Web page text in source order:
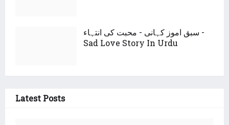
سبق اموز کہانی - محبت کی انتہاء -
Sad Love Story In Urdu
Latest Posts